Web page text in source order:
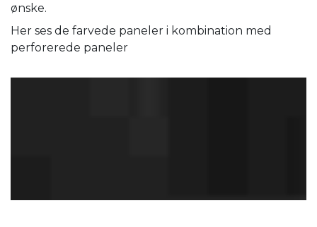
ønske.
Her ses de farvede paneler i kombination med
perforerede paneler